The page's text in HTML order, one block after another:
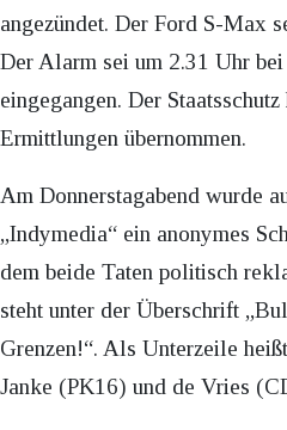
angezündet. Der Ford S-Max
Der Alarm sei um 2.31 Uhr
eingegangen. Der
Ermittlungen übernommen.
Am Donnerstagabend wurde
„Indymedia“ ein anonymes
dem beide Taten politisch
steht unter der Überschrift
Grenzen!“. Als Unterzeile
Janke (PK16) und de Vries